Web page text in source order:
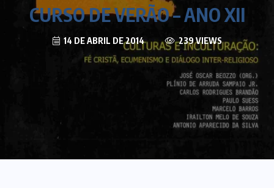
CURSO DE VERÃO – ANO XII
14 DE ABRIL DE 2014 239 VIEWS